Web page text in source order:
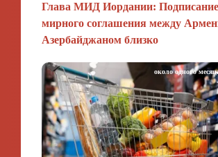
Глава МИД Иордании: Подписание
мирного соглашения между
Азербайджаном близко
около одного